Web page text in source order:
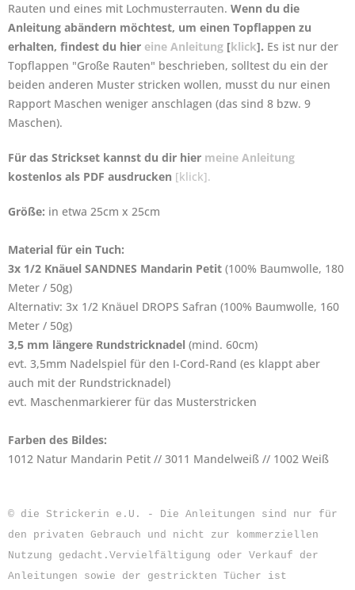
Rauten und eines mit Lochmusterrauten. Wenn du die
Anleitung abändern möchtest, um einen Topflappen zu
erhalten, findest du hier eine Anleitung [klick]. Es ist nur der
Topflappen "Große Rauten" beschrieben, solltest du ein der
beiden anderen Muster stricken wollen, musst du nur einen
Rapport Maschen weniger anschlagen (das sind 8 bzw. 9
Maschen).
Für das Strickset kannst du dir hier meine Anleitung
kostenlos als PDF ausdrucken [klick].
Größe: in etwa 25cm x 25cm
Material für ein Tuch:
3x 1/2 Knäuel SANDNES Mandarin Petit (100% Baumwolle, 180
Meter / 50g)
Alternativ: 3x 1/2 Knäuel DROPS Safran (100% Baumwolle, 160
Meter / 50g)
3,5 mm längere Rundstricknadel (mind. 60cm)
evt. 3,5mm Nadelspiel für den I-Cord-Rand (es klappt aber
auch mit der Rundstricknadel)
evt. Maschenmarkierer für das Musterstricken
Farben des Bildes:
1012 Natur Mandarin Petit // 3011 Mandelweiß // 1002 Weiß
© die Strickerin e.U. - Die Anleitungen sind nur für
den privaten Gebrauch und nicht zur kommerziellen
Nutzung gedacht. Vervielfältigung oder Verkauf der
Anleitungen sowie der gestrickten Tücher ist